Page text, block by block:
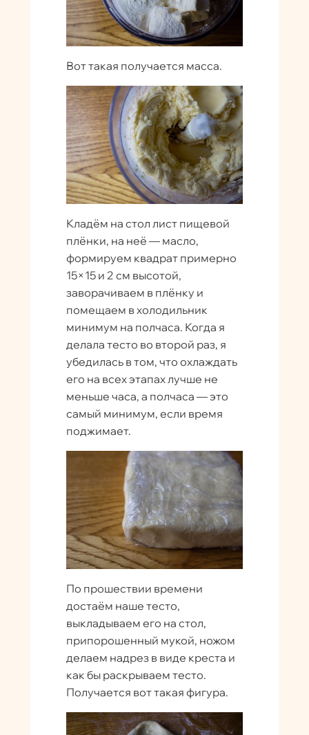
Вот такая получается масса.
Кладём на стол лист пищевой
плёнки, на неё — масло,
формируем квадрат примерно
15×15 и 2 см высотой,
заворачиваем в плёнку и
помещаем в холодильник
минимум на полчаса. Когда я
делала тесто во второй раз, я
убедилась в том, что охлаждать
его на всех этапах лучше не
меньше часа, а полчаса — это
самый минимум, если время
поджимает.
По прошествии времени
достаём наше тесто,
выкладываем его на стол,
припорошенный мукой, ножом
делаем надрез в виде креста и
как бы раскрываем тесто.
Получается вот такая фигура.